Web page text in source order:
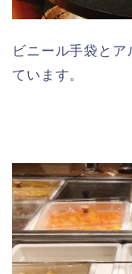
ビニール手袋と
ています。